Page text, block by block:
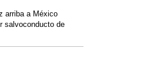
arriba a México
salvoconducto de